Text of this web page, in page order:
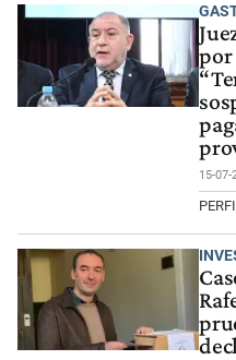
por
15-07-